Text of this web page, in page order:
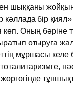
шыққаны
кәллада бiр қиял»
көп. Оның бәрiне
отыруға
мұршасы келе